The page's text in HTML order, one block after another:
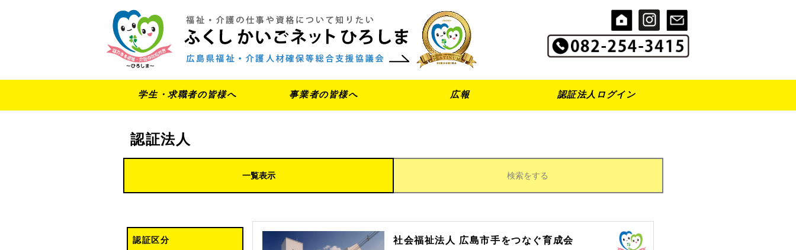
学生・求職者の皆様へ 事業者の皆様へ 広報 認証法人ログイン
認証法人
一覧表示 検索をする
認証区分 社会福祉法人 広島市手をつなぐ育成会